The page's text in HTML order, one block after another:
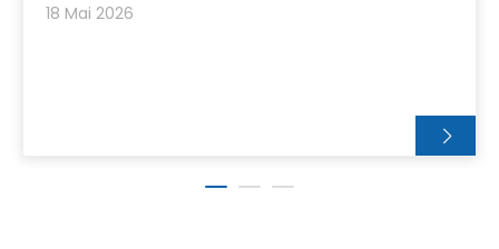
18 Mai 2026